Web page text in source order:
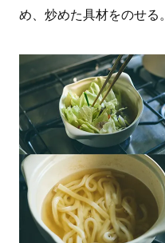
め、炒めた具材をのせる。